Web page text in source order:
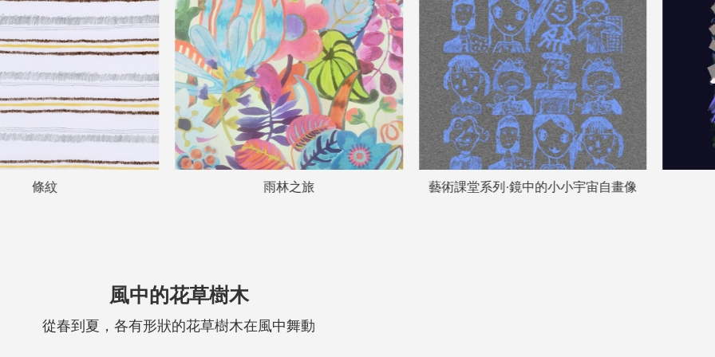
雨林之旅 藝術課堂系列·鏡中的小小宇宙自畫像 風·吟
風中的花草樹木
從春到夏，各有形狀的花草樹木在風中舞動